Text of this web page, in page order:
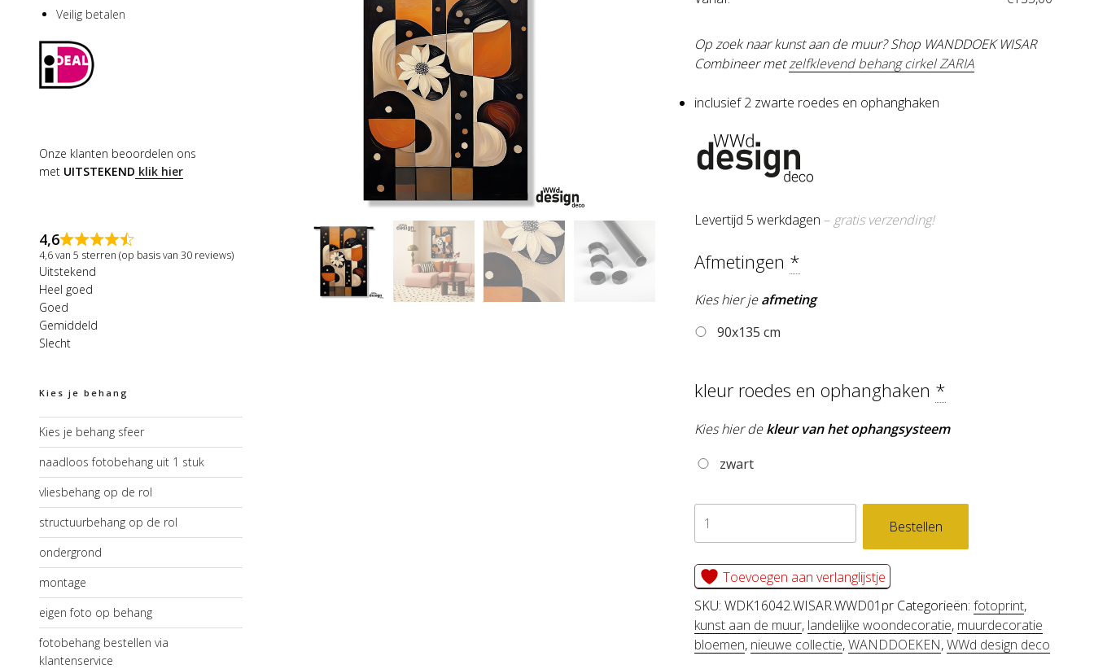
Op zoek naar kunst aan de muur? Shop WANDDOEK WISAR
Combineer metzelfklevend behang cirkel ZARIA
inclusief 2 zwarte roedes en ophanghaken
Levertijd 5 werkdagen – gratis verzending!
Afmetingen *
Kies hier jeafmeting
90x135 cm
kleur roedes en ophanghaken *
Kies hier dekleur van het ophangsysteem
zwart
WANDDOEK
WISAR
aantal
Bestellen
Toevoegen aan verlanglijstje
SKU: WDK16042.WISAR.WWD01pr Categorieën: fotoprint,
kunst aan de muur, landelijke woondecoratie, muurdecoratie
bloemen, nieuwe collectie,WANDDOEKEN,WWd design deco
Veilig betalen
Onze klanten beoordelen ons
met UITSTEKEND klik hier
4,6
4,6 van 5 sterren (op basis van 30 reviews)
Uitstekend
Heel goed
Goed
Gemiddeld
Slecht
Kies je behang
Kies je behang sfeer
naadloos fotobehang uit 1 stuk
vliesbehang op de rol
structuurbehang op de rol
ondergrond
montage
eigen foto op behang
fotobehang bestellen via
klantenservice